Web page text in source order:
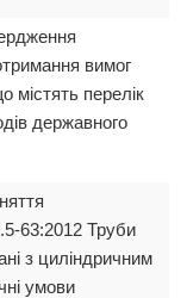
вимог
містять перелік
державного
63:2012 Труби
з циліндричним
умови